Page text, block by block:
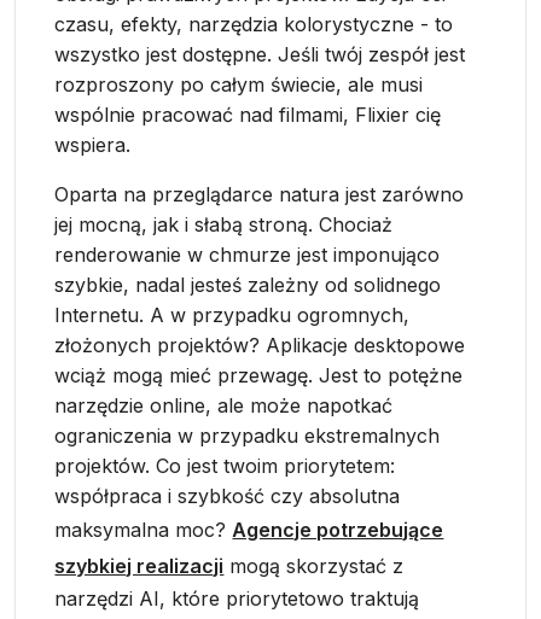
czasu, efekty, narzędzia kolorystyczne - to
wszystko jest dostępne. Jeśli twój zespół jest
rozproszony po całym świecie, ale musi
wspólnie pracować nad filmami, Flixier cię
wspiera.
Oparta na przeglądarce natura jest zarówno
jej mocną, jak i słabą stroną. Chociaż
renderowanie w chmurze jest imponująco
szybkie, nadal jesteś zależny od solidnego
Internetu. A w przypadku ogromnych,
złożonych projektów? Aplikacje desktopowe
wciąż mogą mieć przewagę. Jest to potężne
narzędzie online, ale może napotkać
ograniczenia w przypadku ekstremalnych
projektów. Co jest twoim priorytetem:
współpraca i szybkość czy absolutna
maksymalna moc?Agencje potrzebujące
szybkiej realizacji mogą skorzystać z
narzędzi AI, które priorytetowo traktują